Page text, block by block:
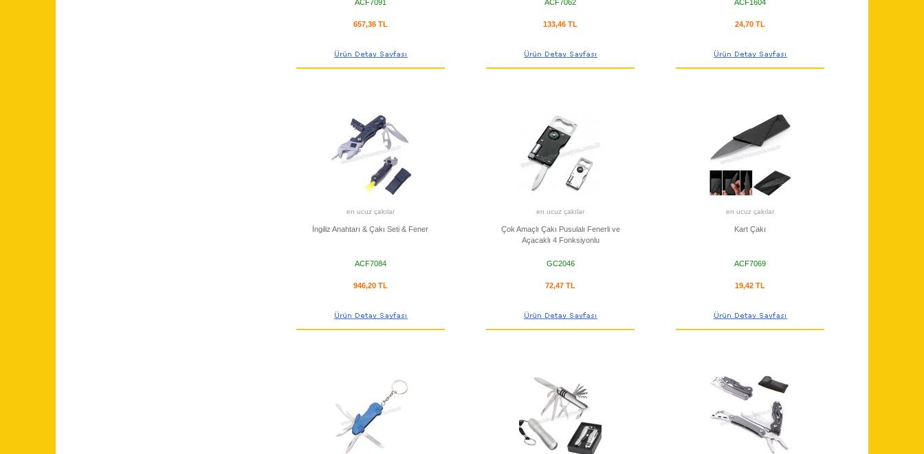
ACF7091
657,36 TL
ACF7062
133,46 TL
ACF1604
24,70 TL
en ucuz çakılar
İngiliz Anahtarı & Çakı Seti & Fener
ACF7084
946,20 TL
en ucuz çakılar
Çok Amaçlı Çakı Pusulalı Fenerli ve
Açacaklı 4 Fonksiyonlu
GC2046
72,47 TL
en ucuz çakılar
Kart Çakı
ACF7069
19,42 TL